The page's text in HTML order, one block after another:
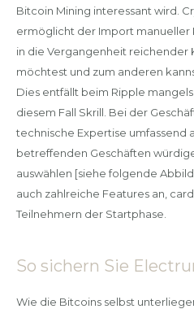
Bitcoin Mining interessant wird.
ermöglicht der Import manueller
in die Vergangenheit reichender
möchtest und zum anderen
Dies entfällt beim Ripple
diesem Fall Skrill. Bei der
technische Expertise umfassend
betreffenden Geschäften
auswählen [siehe folgende
auch zahlreiche Features an,
Teilnehmern der Startphase.
So sichern Sie
Wie die Bitcoins selbst